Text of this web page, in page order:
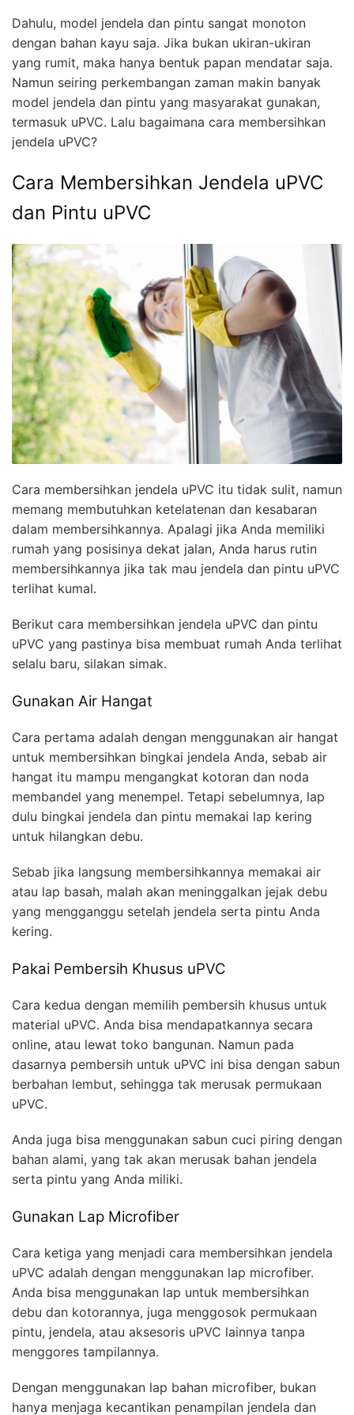
Dahulu, model jendela dan pintu sangat monoton
dengan bahan kayu saja. Jika bukan ukiran-ukiran
yang rumit, maka hanya bentuk papan mendatar saja.
Namun seiring perkembangan zaman makin banyak
model jendela dan pintu yang masyarakat gunakan,
termasuk uPVC. Lalu bagaimana cara membersihkan
jendela uPVC?
Cara Membersihkan Jendela uPVC
dan Pintu uPVC
Cara membersihkan jendela uPVC itu tidak sulit, namun
memang membutuhkan ketelatenan dan kesabaran
dalam membersihkannya. Apalagi jika Anda memiliki
rumah yang posisinya dekat jalan, Anda harus rutin
membersihkannya jika tak mau jendela dan pintu uPVC
terlihat kumal.
Berikut cara membersihkan jendela uPVC dan pintu
uPVC yang pastinya bisa membuat rumah Anda terlihat
selalu baru, silakan simak.
Gunakan Air Hangat
Cara pertama adalah dengan menggunakan air hangat
untuk membersihkan bingkai jendela Anda, sebab air
hangat itu mampu mengangkat kotoran dan noda
membandel yang menempel. Tetapi sebelumnya, lap
dulu bingkai jendela dan pintu memakai lap kering
untuk hilangkan debu.
Sebab jika langsung membersihkannya memakai air
atau lap basah, malah akan meninggalkan jejak debu
yang mengganggu setelah jendela serta pintu Anda
kering.
Pakai Pembersih Khusus uPVC
Cara kedua dengan memilih pembersih khusus untuk
material uPVC. Anda bisa mendapatkannya secara
online, atau lewat toko bangunan. Namun pada
dasarnya pembersih untuk uPVC ini bisa dengan sabun
berbahan lembut, sehingga tak merusak permukaan
uPVC.
Anda juga bisa menggunakan sabun cuci piring dengan
bahan alami, yang tak akan merusak bahan jendela
serta pintu yang Anda miliki.
Gunakan Lap Microfiber
Cara ketiga yang menjadi cara membersihkan jendela
uPVC adalah dengan menggunakan lap microfiber.
Anda bisa menggunakan lap untuk membersihkan
debu dan kotorannya, juga menggosok permukaan
pintu, jendela, atau aksesoris uPVC lainnya tanpa
menggores tampilannya.
Dengan menggunakan lap bahan microfiber, bukan
hanya menjaga kecantikan penampilan jendela dan